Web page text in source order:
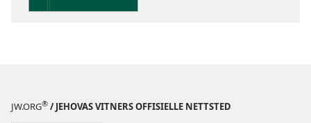
JW.ORG® / JEHOVAS VITNERS OFFISIELLE NETTSTED